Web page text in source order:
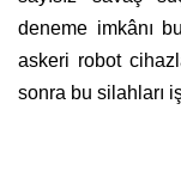
deneme imkânı
askeri robot
sonra bu silahları